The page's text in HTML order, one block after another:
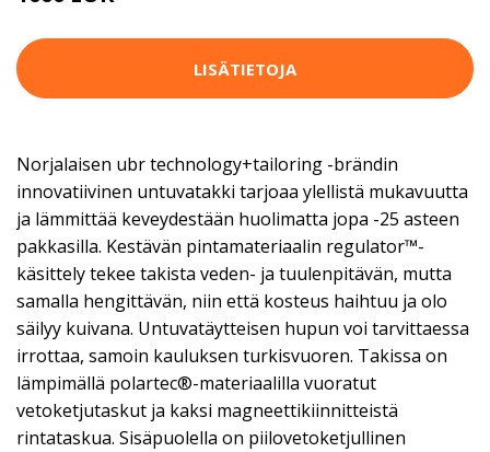
LISÄTIETOJA
Norjalaisen ubr technology+tailoring -brändin
innovatiivinen untuvatakki tarjoaa ylellistä mukavuutta
ja lämmittää keveydestään huolimatta jopa -25 asteen
pakkasilla. Kestävän pintamateriaalin regulator™-
käsittely tekee takista veden- ja tuulenpitävän, mutta
samalla hengittävän, niin että kosteus haihtuu ja olo
säilyy kuivana. Untuvatäytteisen hupun voi tarvittaessa
irrottaa, samoin kauluksen turkisvuoren. Takissa on
lämpimällä polartec®-materiaalilla vuoratut
vetoketjutaskut ja kaksi magneettikiinnitteistä
rintataskua. Sisäpuolella on piilovetoketjullinen